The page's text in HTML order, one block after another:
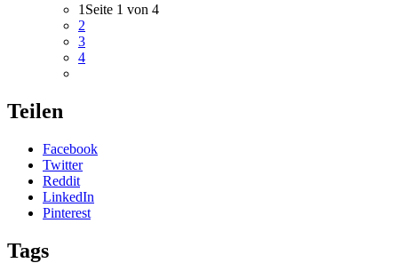
1 Seite 1 von 4
2
3
4
Teilen
Facebook
Twitter
Reddit
LinkedIn
Pinterest
Tags